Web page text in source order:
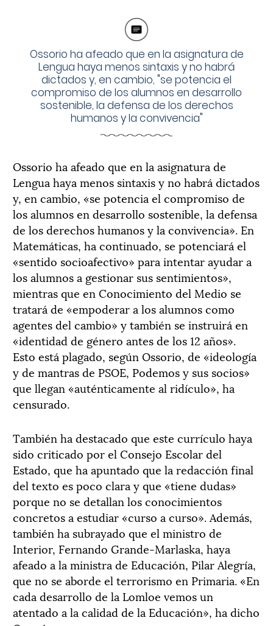
Ossorio ha afeado que en la asignatura de
Lengua haya menos sintaxis y no habrá
dictados y, en cambio, "se potencia el
compromiso de los alumnos en desarrollo
sostenible, la defensa de los derechos
humanos y la convivencia"
Ossorio ha afeado que en la asignatura de
Lengua haya menos sintaxis y no habrá dictados
y, en cambio, «se potencia el compromiso de
los alumnos en desarrollo sostenible, la defensa
de los derechos humanos y la convivencia». En
Matemáticas, ha continuado, se potenciará el
«sentido socioafectivo» para intentar ayudar a
los alumnos a gestionar sus sentimientos»,
mientras que en Conocimiento del Medio se
tratará de «empoderar a los alumnos como
agentes del cambio» y también se instruirá en
«identidad de género antes de los 12 años».
Esto está plagado, según Ossorio, de «ideología
y de mantras de PSOE, Podemos y sus socios»
que llegan «auténticamente al ridículo», ha
censurado.
También ha destacado que este currículo haya
sido criticado por el Consejo Escolar del
Estado, que ha apuntado que la redacción final
del texto es poco clara y que «tiene dudas»
porque no se detallan los conocimientos
concretos a estudiar «curso a curso». Además,
también ha subrayado que el ministro de
Interior, Fernando Grande-Marlaska, haya
afeado a la ministra de Educación, Pilar Alegría,
que no se aborde el terrorismo en Primaria. «En
cada desarrollo de la Lomloe vemos un
atentado a la calidad de la Educación», ha dicho